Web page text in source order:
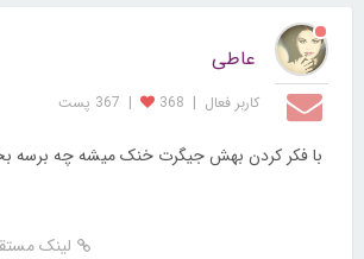
عاطی
کاربر فعال |
368
| 367 پست
با فکر کردن بهش جیگرت خنک میشه چه برسه
لینک